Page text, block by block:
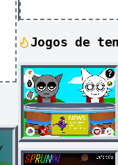
Jogos de